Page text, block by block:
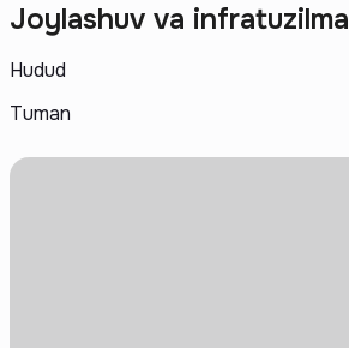
Joylashuv va infratuzilma
Hudud
Tuman